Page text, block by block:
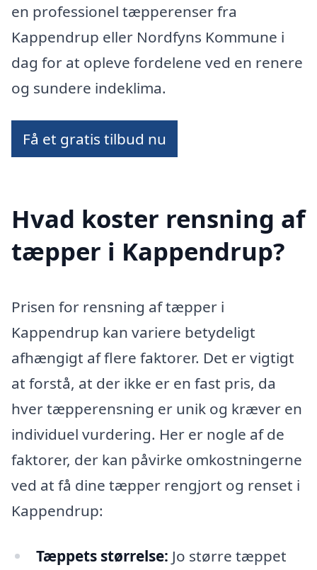
en professionel tæpperenser fra
Kappendrup eller Nordfyns Kommune i
dag for at opleve fordelene ved en renere
og sundere indeklima.
Få et gratis tilbud nu
Hvad koster rensning af
tæpper i Kappendrup?
Prisen for rensning af tæpper i
Kappendrup kan variere betydeligt
afhængigt af flere faktorer. Det er vigtigt
at forstå, at der ikke er en fast pris, da
hver tæpperensning er unik og kræver en
individuel vurdering. Her er nogle af de
faktorer, der kan påvirke omkostningerne
ved at få dine tæpper rengjort og renset i
Kappendrup:
Tæppets størrelse: Jo større tæppet